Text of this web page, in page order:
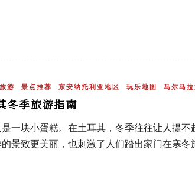
旅游 景点推荐 东安纳托利亚地区 玩乐地图 马尔马
冬季旅游指南
一块小蛋糕。在土耳其，冬季往往让人提
景致更美丽，也刺激了人们踏出家门在寒